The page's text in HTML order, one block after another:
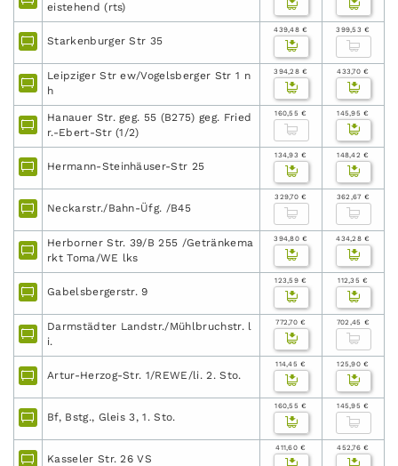
eistehend (rts)
Starkenburger Str 35
439,48 € 399,53 €
Leipziger Str ew/Vogelsberger Str 1 n
h
394,28 € 433,70 €
Hanauer Str. geg. 55 (B275) geg. Fried
r.-Ebert-Str (1/2)
160,55 € 145,95 €
Hermann-Steinhäuser-Str 25
134,93 € 148,42 €
Neckarstr./Bahn-Üfg. /B45
329,70 € 362,67 €
Herborner Str. 39/B 255 /Getränkema
rkt Toma/WE lks
394,80 € 434,28 €
Gabelsbergerstr. 9
123,59 € 112,35 €
Darmstädter Landstr./Mühlbruchstr. l
i.
772,70 € 702,45 €
Artur-Herzog-Str. 1/REWE/li. 2. Sto.
114,45 € 125,90 €
Bf, Bstg., Gleis 3, 1. Sto.
160,55 € 145,95 €
Kasseler Str. 26 VS
411,60 € 452,76 €